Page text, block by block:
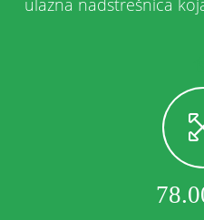
ulazna nadstrešnica